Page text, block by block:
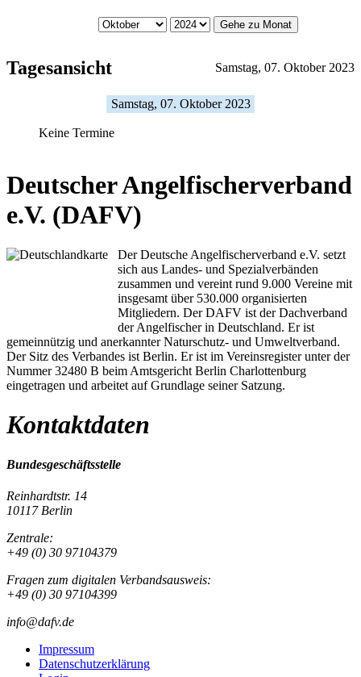
Gehe zu Monat
Tagesansicht Samstag, 07. Oktober 2023
Samstag, 07. Oktober 2023
Keine Termine
Deutscher Angelfischerverband
e.V. (DAFV)
Der Deutsche Angelfischerverband e.V. setzt
sich aus Landes- und Spezialverbänden
zusammen und vereint rund 9.000 Vereine mit
insgesamt über 530.000 organisierten
Mitgliedern. Der DAFV ist der Dachverband
der Angelfischer in Deutschland. Er ist
gemeinnützig und anerkannter Naturschutz- und Umweltverband.
Der Sitz des Verbandes ist Berlin. Er ist im Vereinsregister unter der
Nummer 32480 B beim Amtsgericht Berlin Charlottenburg
eingetragen und arbeitet auf Grundlage seiner Satzung.
Kontaktdaten
Bundesgeschäftsstelle
Reinhardtstr. 14
10117 Berlin
Zentrale:
+49 (0) 30 97104379
Fragen zum digitalen Verbandsausweis:
+49 (0) 30 97104399
info@dafv.de
Impressum
Datenschutzerklärung